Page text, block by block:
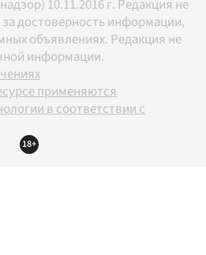
10.11.2016 г. Редакция не
достоверность информации,
объявлениях. Редакция не
информации.
применяются
в соответствии с
18+